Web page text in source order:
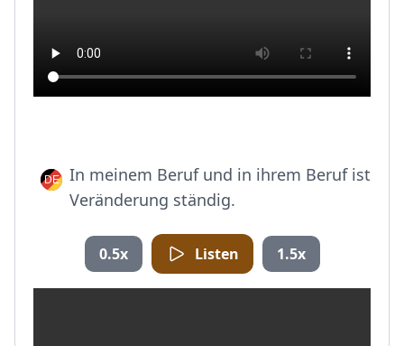
In meinem Beruf und in ihrem Beruf ist
Veränderung ständig.
0.5x Listen 1.5x